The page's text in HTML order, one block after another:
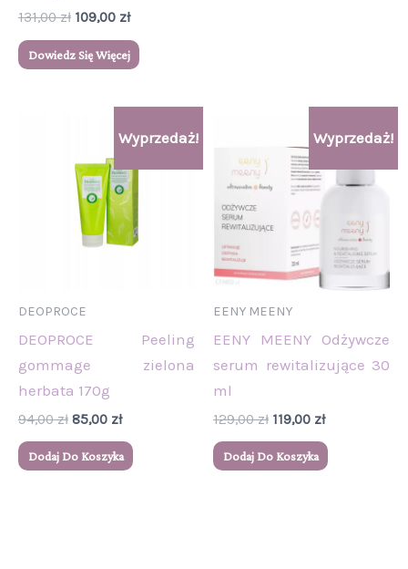
131,00zł 109,00 zł
Dowiedz Się Więcej
Wyprzedaż!
DEOPROCE
DEOPROCE Peeling
gommage zielona
herbata 170g
94,00zł
wynosiła:
94,00 zł.
85,00 zł
cena
85,00 zł.
Dodaj Do Koszyka
Wyprzedaż!
EENY MEENY
EENY MEENY Odżywcze
serum rewitalizujące 30
ml
129,00zł
wynosiła:
129,00 zł.
119,00 zł
cena
119,00 zł.
Dodaj Do Koszyka